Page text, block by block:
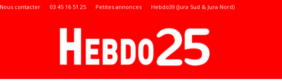
Nous contacter 03 45 16 51 25 Petites annonces Hebdo39 (Jura Sud & Jura Nord)